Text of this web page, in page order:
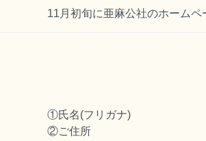
11月初旬に亜麻公社のホームペ
①氏名(フリガナ)
②ご住所